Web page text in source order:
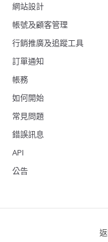
網站設計
帳號及顧客管理
行銷推廣及追蹤工具
訂單通知
帳務
如何開始
常見問題
錯誤訊息
API
公告